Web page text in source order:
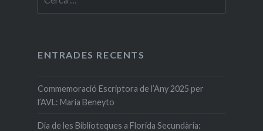
ENTRADES RECENTS
Commemoració Escriptora de l’Any 2025 per
l’AVL: Maria Beneyto
Dia de les Biblioteques a Florida Secundària: